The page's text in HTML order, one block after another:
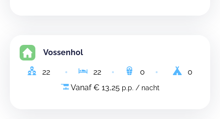
Vossenhol
22 22 0
0
Vanaf € 13,25 p.p. / nacht